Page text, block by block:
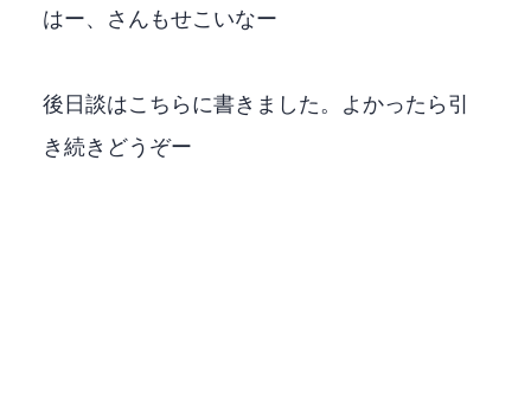
はー、Amazonさんもせこいなー
後日談はこちらに書きました。よかったら引
き続きどうぞー